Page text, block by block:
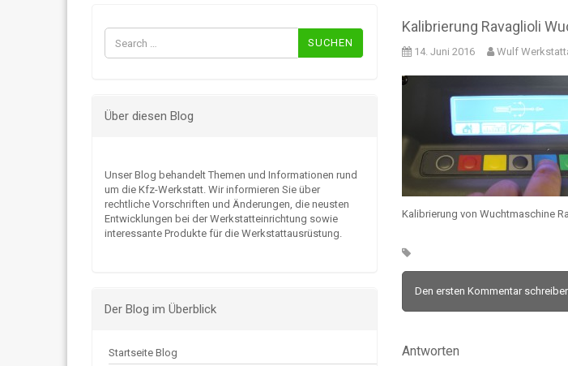
Suchen
nach:
Über diesen Blog
Unser Blog behandelt Themen und Informationen rund
um die Kfz-Werkstatt. Wir informieren Sie über
rechtliche Vorschriften und Änderungen, die neusten
Entwicklungen bei der Werkstatteinrichtung sowie
interessante Produkte für die Werkstattausrüstung.
Der Blog im Überblick
Startseite Blog
Kalibrierung Ravaglioli
14. Juni 2016 Wulf
Kalibrierung von Wuchtmaschine
Den ersten Kommentar
Antworten